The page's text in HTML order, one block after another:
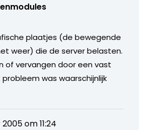
plaatjes (de bewegende
weer) die de server belasten.
of vervangen door een vast
was waarschijnlijk
om 11:24